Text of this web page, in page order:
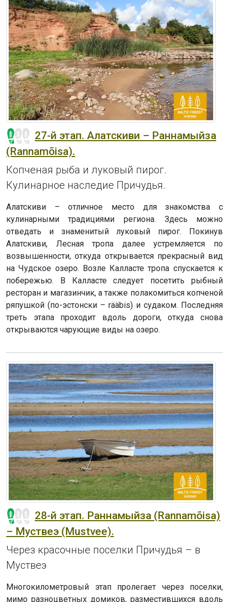
27-й этап. Алатскиви – Раннамыйза
(Rannamõisa).
Копченая рыба и луковый пирог.
Кулинарное наследие Причудья.
Алатскиви – отличное место для знакомства с
кулинарными традициями региона. Здесь можно
отведать и знаменитый луковый пирог. Покинув
Алатскиви, Лесная тропа далее устремляется по
возвышенности, откуда открывается прекрасный вид
на Чудское озеро. Возле Калласте тропа спускается к
побережью. В Калласте следует посетить рыбный
ресторан и магазинчик, а также полакомиться копченой
ряпушкой (по-эстонски – rääbis) и судаком. Последняя
треть этапа проходит вдоль дороги, откуда снова
открываются чарующие виды на озеро.
28-й этап. Раннамыйза (Rannamõisa)
– Муствеэ (Mustvee).
Через красочные поселки Причудья – в
Муствеэ
Многокилометровый этап пролегает через поселки,
мимо разноцветных домиков, разместившихся вдоль